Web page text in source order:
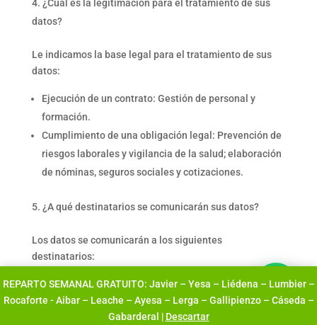
REPARTO SEMANAL GRATUITO: Javier – Yesa – Liédena – Lumbier –
Rocaforte - Aibar – Leache – Ayesa – Lerga – Gallipienzo – Cáseda –
Gabarderal | Descartar
¿Cuál es la legitimación para el tratamiento de sus
datos?
Le indicamos la base legal para el tratamiento de sus
datos:
Ejecución de un contrato: Gestión de personal y
formación.
Cumplimiento de una obligación legal: Prevención de
riesgos laborales y vigilancia de la salud; elaboración
de nóminas, seguros sociales y cotizaciones.
¿A qué destinatarios se comunicarán sus datos?
Los datos se comunicarán a los siguientes
destinatarios:
Administración Tributaria, Seguridad Social y Mutua,
con la finalidad de cumplimiento de las obligaciones
legales (requisito legal).